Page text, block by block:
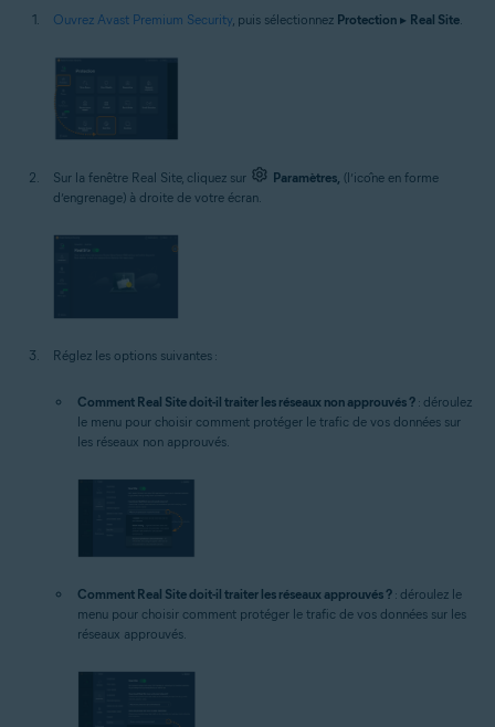
Ouvrez Avast Premium Security, puis sélectionnez Protection ▸ Real Site.
Sur la fenêtre Real Site, cliquez sur Paramètres, (l’icône en forme
d’engrenage) à droite de votre écran.
Réglez les options suivantes :
Comment Real Site doit-il traiter les réseaux non approuvés ? : déroulez
le menu pour choisir comment protéger le trafic de vos données sur
les réseaux non approuvés.
Comment Real Site doit-il traiter les réseaux approuvés ? : déroulez le
menu pour choisir comment protéger le trafic de vos données sur les
réseaux approuvés.